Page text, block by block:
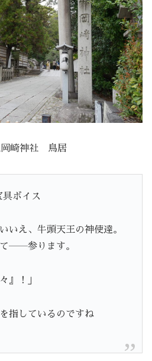
岡崎神社 鳥居
ボイス
いえ、牛頭天王の神使達。
――参ります。
』！」
指しているのですね